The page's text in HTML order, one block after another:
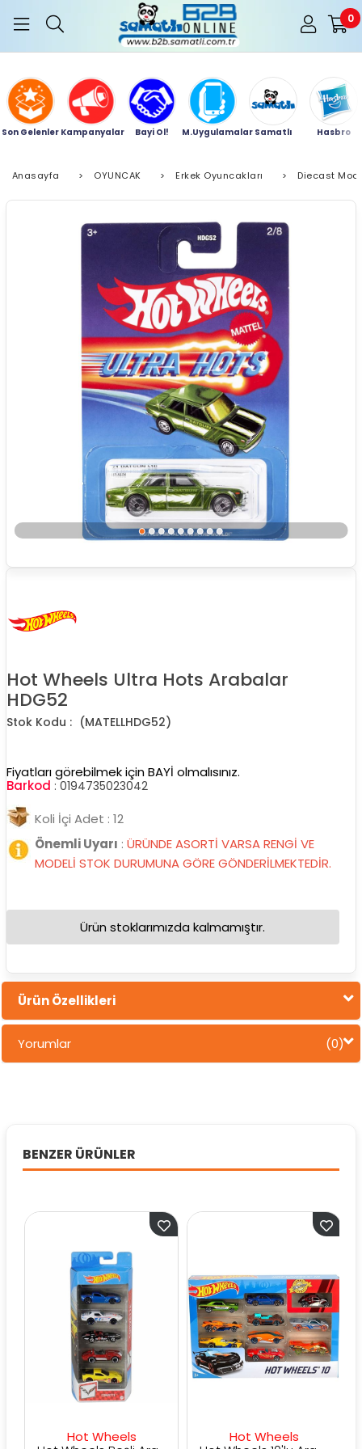
0
Son Gelenler Kampanyalar Bayi Ol! M.Uygulamalar Samatlı Hasbro
Anasayfa > OYUNCAK > Erkek Oyuncakları > Diecast
Hot Wheels Ultra Hots Arabalar
HDG52
(MATELLHDG52)
Fiyatları görebilmek için BAYİ olmalısınız.
Barkod : 0194735023042
Koli İçi Adet : 12
Önemli Uyarı : ÜRÜNDE ASORTİ VARSA RENGİ VE
MODELİ STOK DURUMUNA GÖRE GÖNDERİLMEKTEDİR.
Ürün stoklarımızda kalmamıştır.
Ürün Özellikleri
Yorumlar (0)
BENZER ÜRÜNLER
Hot Wheels
Hot Wheels